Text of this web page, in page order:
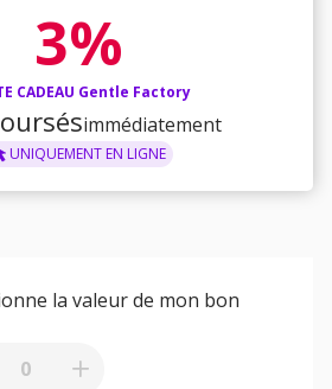
3%
CADEAU Gentle Factory
immédiatement
UNIQUEMENT EN LIGNE
la valeur de mon bon
0